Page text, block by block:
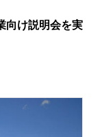
向け説明会を実